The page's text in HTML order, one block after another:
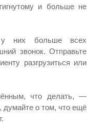
и больше не
них больше всех
звонок. Отправьте
разгрузиться или
что делать, —
думайте о том, что ещё